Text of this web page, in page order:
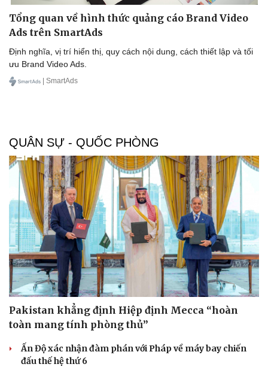
Tổng quan về hình thức quảng cáo Brand Video
Ads trên SmartAds
Định nghĩa, vị trí hiển thị, quy cách nội dung, cách thiết lập và tối
ưu Brand Video Ads.
| SmartAds
QUÂN SỰ - QUỐC PHÒNG
Pakistan khẳng định Hiệp định Mecca “hoàn
toàn mang tính phòng thủ”
Ấn Độ xác nhận đàm phán với Pháp về máy bay chiến
đấu thế hệ thứ 6